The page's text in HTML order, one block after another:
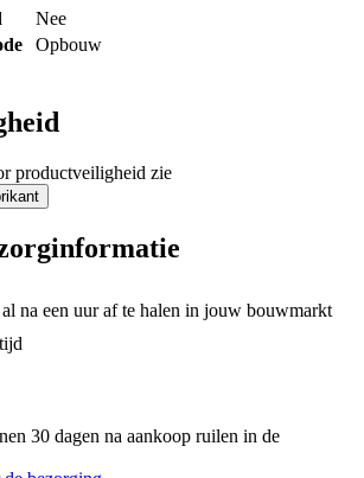
Nee
Opbouw
productveiligheid zie
al na een uur af te halen in jouw bouwmarkt
30 dagen na aankoop ruilen in de